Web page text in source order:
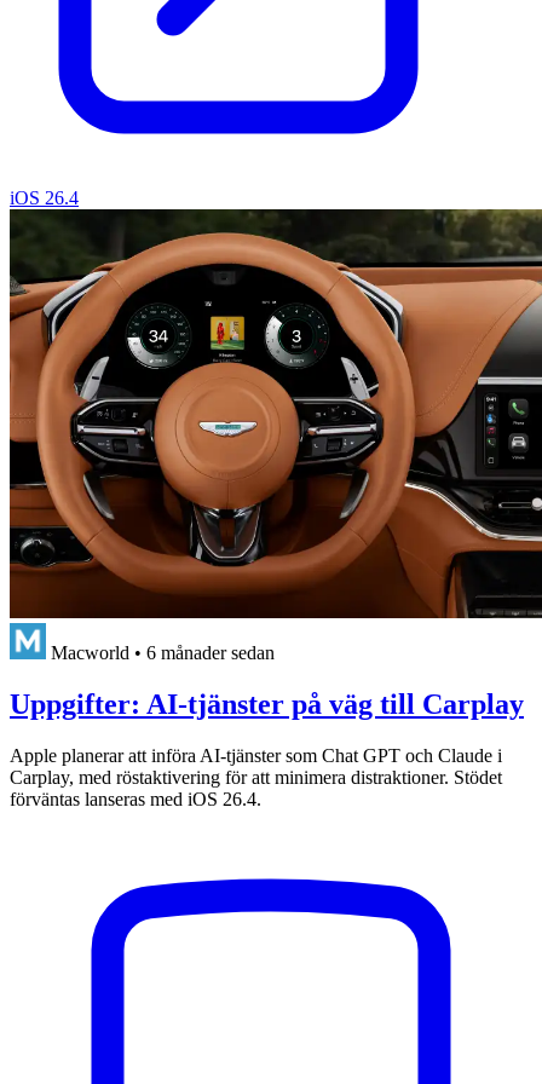
iOS 26.4
Macworld • 6 månader sedan
Uppgifter: AI-tjänster på väg till Carplay
Apple planerar att införa AI-tjänster som Chat GPT och Claude i
Carplay, med röstaktivering för att minimera distraktioner. Stödet
förväntas lanseras med iOS 26.4.